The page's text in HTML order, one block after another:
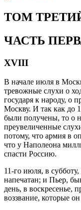
ТОМ
ЧАСТЬ
XVIII
В начале июля в
тревожные слухи о
государя к народу, о
Москву. И так как до
были получены, то о
преувеличенные
потому, что армия в
что у Наполеона
спасти Россию.
11-го июля, в
напечатан; и Пьер,
день, в воскресенье,
воззвание, которые